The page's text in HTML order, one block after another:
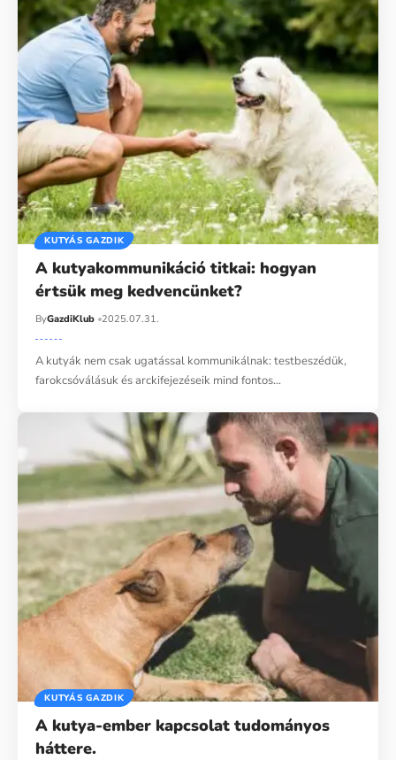
KUTYÁS GAZDIK
A kutyakommunikáció titkai: hogyan
értsük meg kedvencünket?
ByGazdiKlub 2025.07.31.
A kutyák nem csak ugatással kommunikálnak: testbeszédük,
farokcsóválásuk és arckifejezéseik mind fontos…
KUTYÁS GAZDIK
A kutya-ember kapcsolat tudományos
háttere.